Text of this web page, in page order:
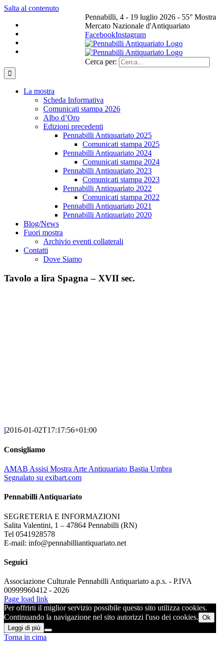
Salta al contenuto
Pennabilli, 4 - 19 luglio 2026 - 55° Mostra
Mercato Nazionale d'Antiquariato
FacebookInstagram
Cerca per:
La mostra
Scheda Informativa
Comunicati stampa 2026
Albo d’Oro
Edizioni precedenti
Pennabilli Antiquariato 2025
Comunicati stampa 2025
Pennabilli Antiquariato 2024
Comunicati stampa 2024
Pennabilli Antiquariato 2023
Comunicati stampa 2023
Pennabilli Antiquariato 2022
Comunicati stampa 2022
Pennabilli Antiquariato 2021
Pennabilli Antiquariato 2020
Blog/News
Fuori mostra
Archivio eventi collaterali
Contatti
Dove Siamo
Tavolo a lira Spagna – XVII sec.
l2016-01-02T17:17:56+01:00
Consigliamo
AMAB Assisi Mostra Arte Antiquariato Bastia Umbra
Segnalato su exibart.com
Pennabilli Antiquariato
SEGRETERIA E INFORMAZIONI
Salita Valentini, 1 – 47864 Pennabilli (RN)
Tel 0541928578
E-mail: info@pennabilliantiquariato.net
Seguici
Associazione Culturale Pennabilli Antiquariato a.p.s. - P.IVA
00999960412 - 2026
Page load link
Per offrirti il miglior servizio possibile questo sito utilizza cookies.
Continuando la navigazione nel sito autorizzi l'uso dei cookies. Ok
Leggi di più
Torna in cima